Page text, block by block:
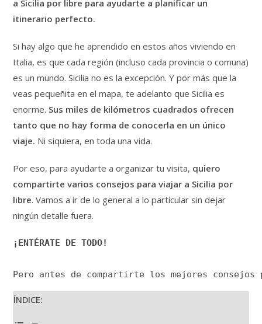
a Sicilia por libre para ayudarte a planificar un
itinerario perfecto.
Si hay algo que he aprendido en estos años viviendo en
Italia, es que cada región (incluso cada provincia o comuna)
es un mundo. Sicilia no es la excepción. Y por más que la
veas pequeñita en el mapa, te adelanto que Sicilia es
enorme. Sus miles de kilómetros cuadrados ofrecen
tanto que no hay forma de conocerla en un único
viaje. Ni siquiera, en toda una vida.
Por eso, para ayudarte a organizar tu visita, quiero
compartirte varios consejos para viajar a Sicilia por
libre. Vamos a ir de lo general a lo particular sin dejar
ningún detalle fuera.
¡ENTÉRATE DE TODO!
Pero antes de compartirte los mejores
ÍNDICE: